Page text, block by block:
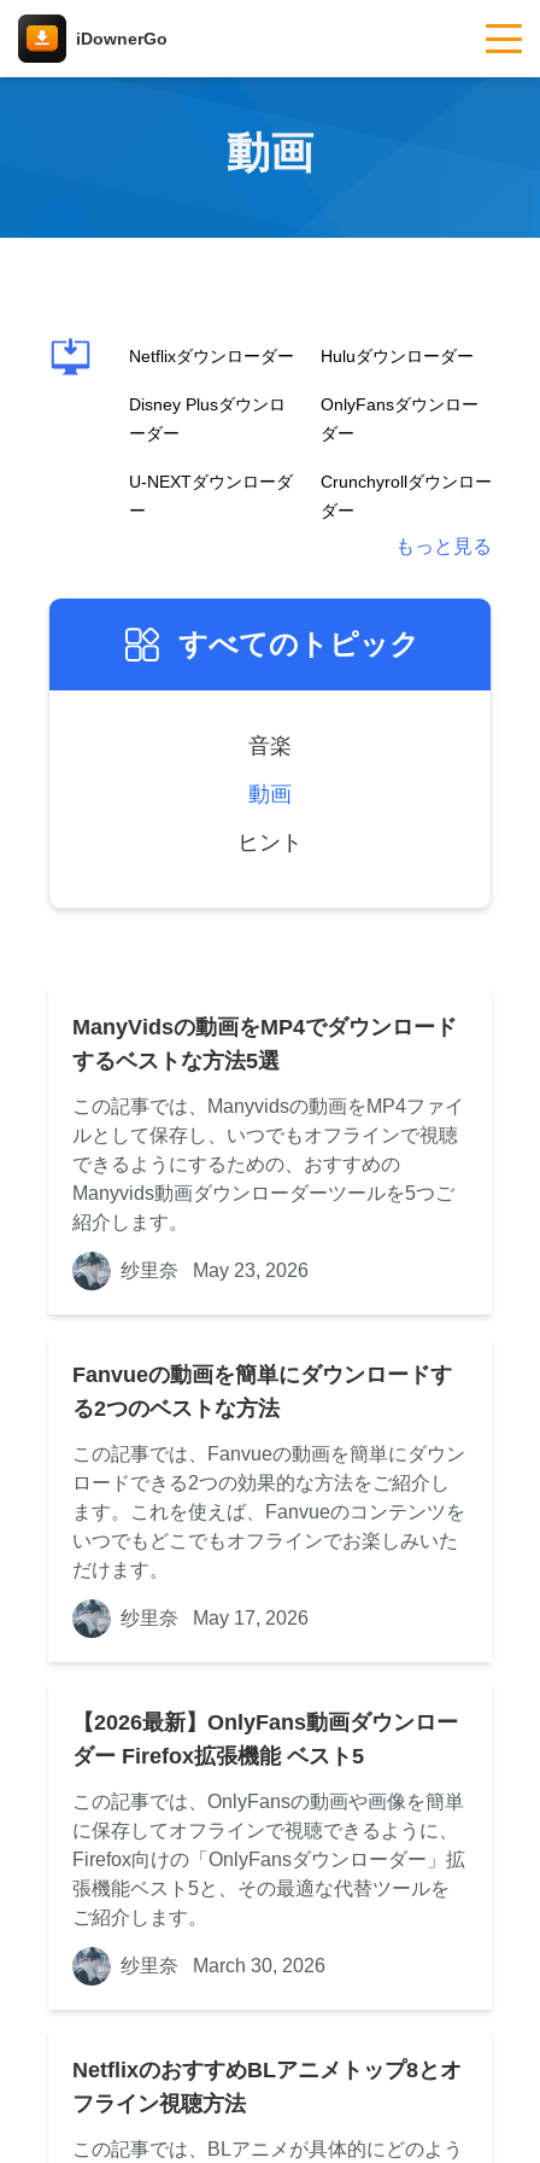
iDownerGo
動画
もっと見る
Netflixダウンローダー Huluダウンローダー
Disney Plusダウンロ
ーダー
OnlyFansダウンロー
ダー
U-NEXTダウンローダ
ー
Crunchyrollダウンロー
ダー
すべてのトピック
音楽
動画
ヒント
ManyVidsの動画をMP4でダウンロード
するベストな方法5選
この記事では、Manyvidsの動画をMP4ファイ
ルとして保存し、いつでもオフラインで視聴
できるようにするための、おすすめの
Manyvids動画ダウンローダーツールを5つご
紹介します。
纱里奈 May 23, 2026
Fanvueの動画を簡単にダウンロードす
る2つのベストな方法
この記事では、Fanvueの動画を簡単にダウン
ロードできる2つの効果的な方法をご紹介し
ます。これを使えば、Fanvueのコンテンツを
いつでもどこでもオフラインでお楽しみいた
だけます。
纱里奈 May 17, 2026
【2026最新】OnlyFans動画ダウンロー
ダー Firefox拡張機能 ベスト5
この記事では、OnlyFansの動画や画像を簡単
に保存してオフラインで視聴できるように、
Firefox向けの「OnlyFansダウンローダー」拡
張機能ベスト5と、その最適な代替ツールを
ご紹介します。
纱里奈 March 30, 2026
NetflixのおすすめBLアニメトップ8とオ
フライン視聴方法
この記事では、BLアニメが具体的にどのよう